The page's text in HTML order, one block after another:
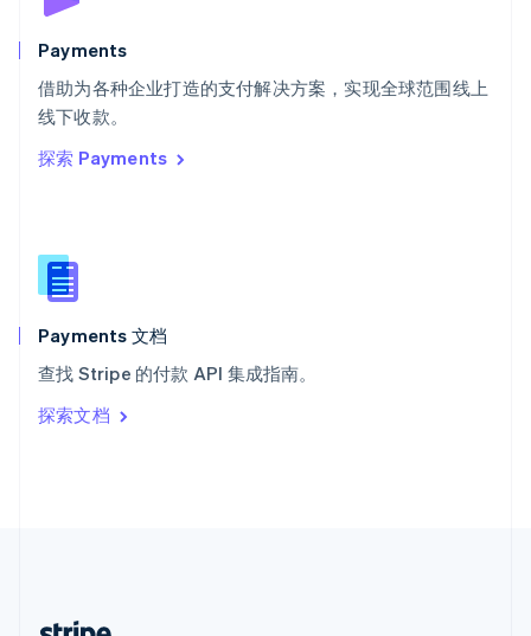
Payments
借助为各种企业打造的支付解决方案，实现全球范围线上
线下收款。
探索 Payments
Payments 文档
查找 Stripe 的付款 API 集成指南。
探索文档
斯洛文尼亚
泰国
ไทยEnglish
希腊
English
西班牙
新西兰
English
匈牙利
English
ItalianoEnglish
印度
English